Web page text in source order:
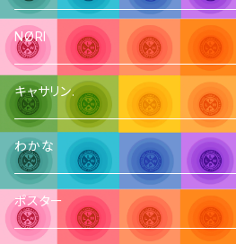
NØRI
キャサリン.
わかな
ポスター